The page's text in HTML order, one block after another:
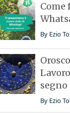
Come
By Ezio
segno
By Ezio